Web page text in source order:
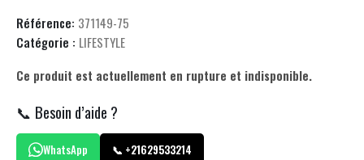
Référence: 371149-75
Catégorie : LIFESTYLE
Ce produit est actuellement en rupture et indisponible.
📞 Besoin d’aide ?
WhatsApp 📞 +21629533214